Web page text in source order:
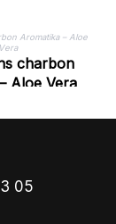
charbon
Aloe Vera
05